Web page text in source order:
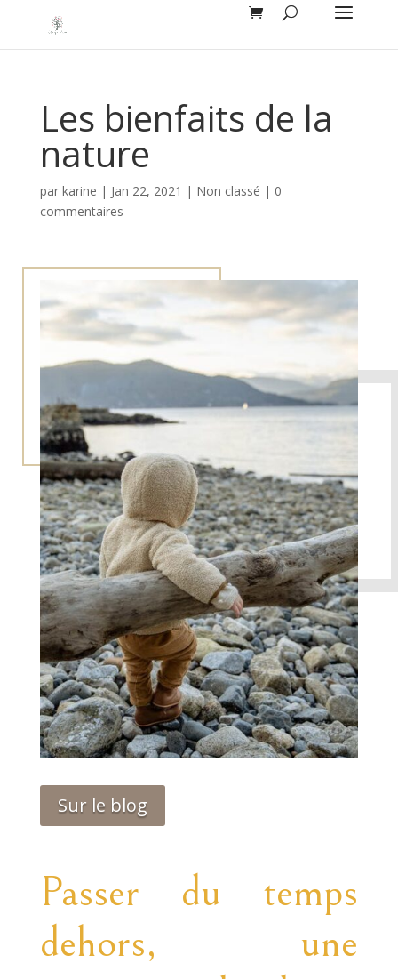
Les bienfaits de la
nature
par karine | Jan 22, 2021 | Non classé | 0
commentaires
Sur le blog
Passer du temps
dehors, une